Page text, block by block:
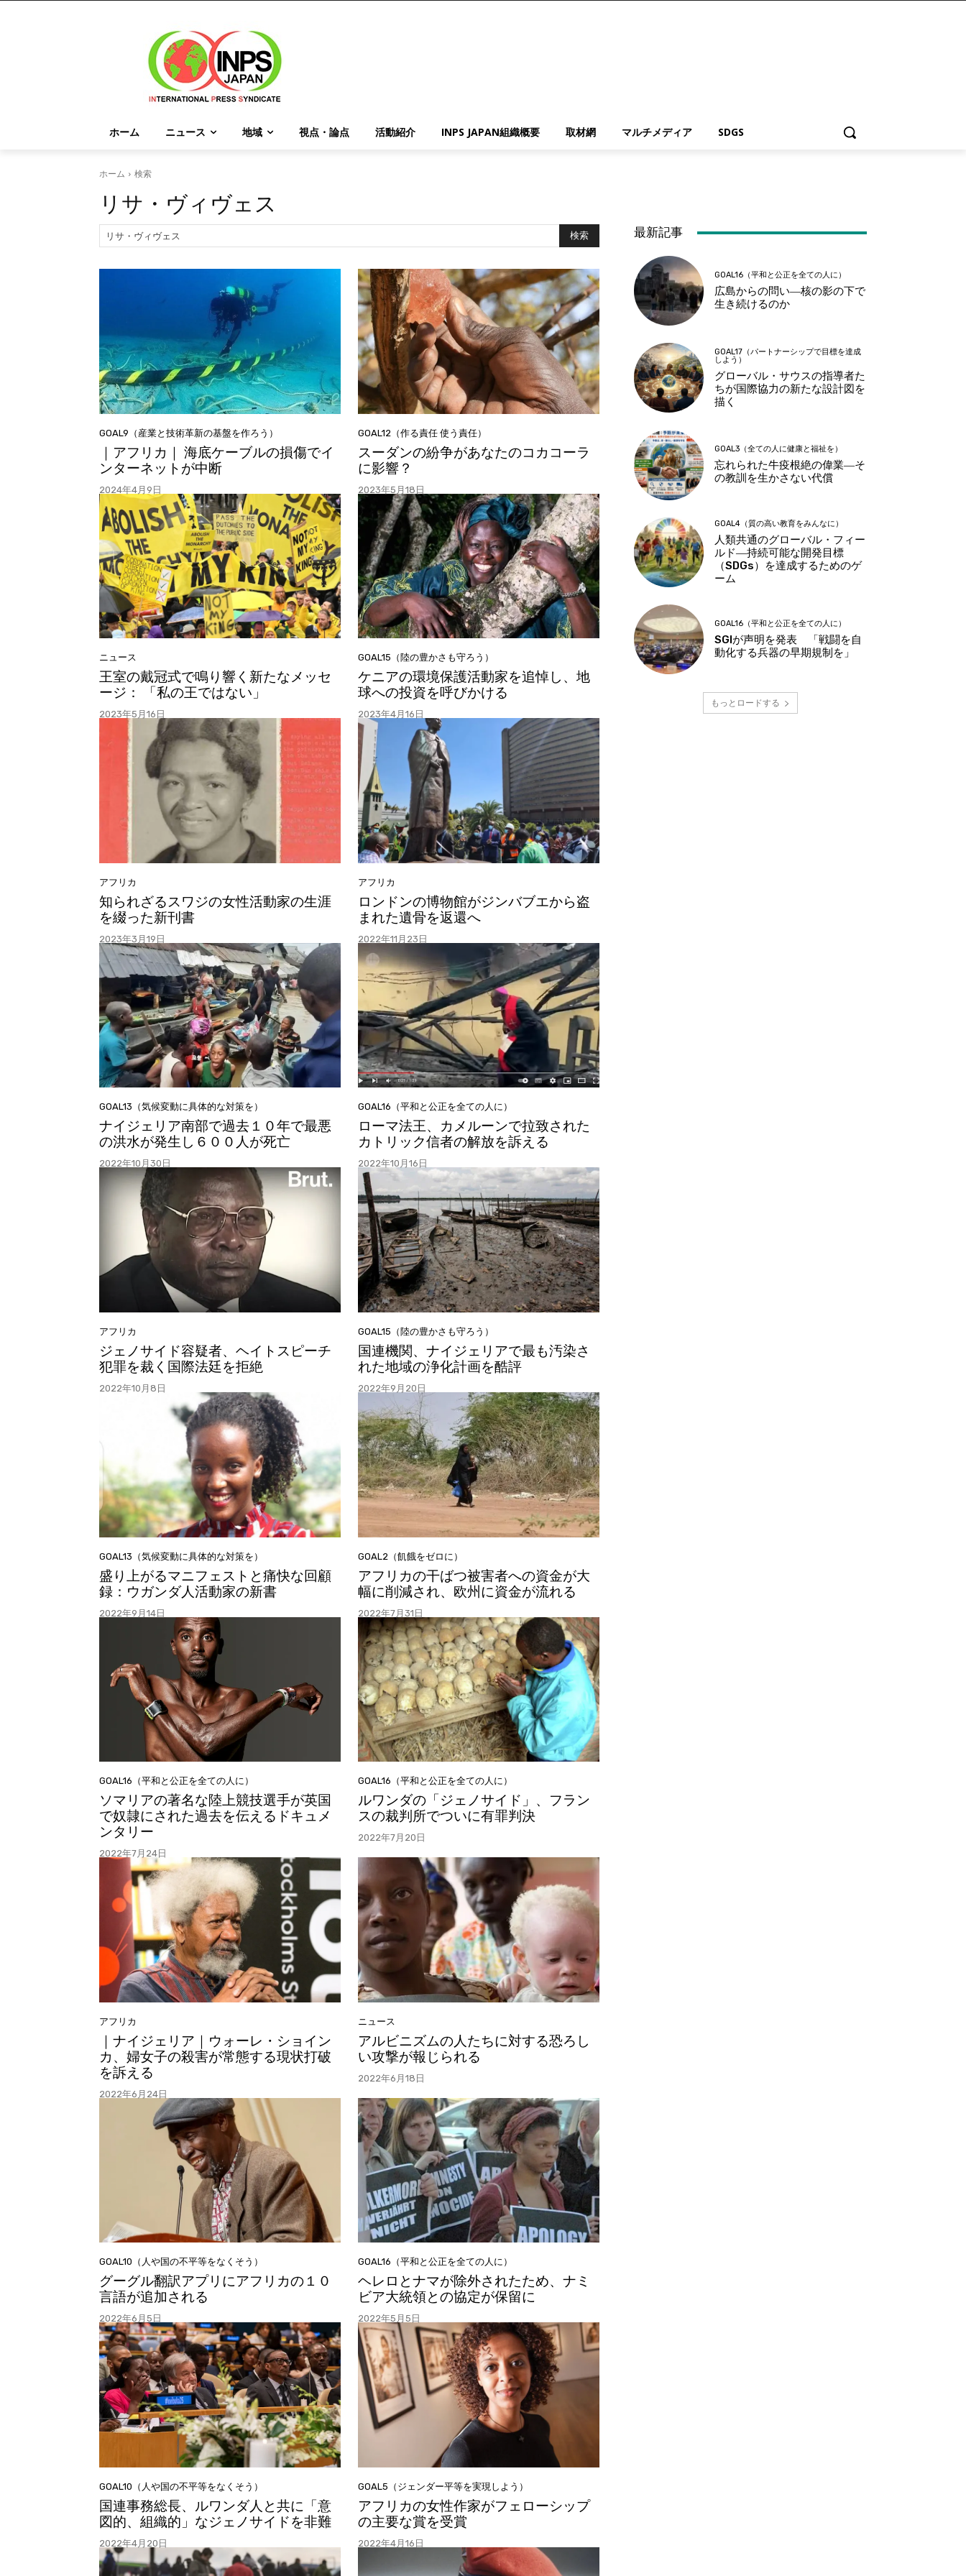
ホーム ニュース 地域 視点・論点 活動紹介 INPS JAPAN組織概要 取材網 マルチメディア SDGS
ホーム 検索
リサ・ヴィヴェス
検索
GOAL9（産業と技術革新の基盤を作ろう）
｜アフリカ｜ 海底ケーブルの損傷でイ
ンターネットが中断
2024年4月9日
GOAL12（作る責任 使う責任）
スーダンの紛争があなたのコカコーラ
に影響？
2023年5月18日
ニュース
王室の戴冠式で鳴り響く新たなメッセ
ージ： 「私の王ではない」
2023年5月16日
GOAL15（陸の豊かさも守ろう）
ケニアの環境保護活動家を追悼し、地
球への投資を呼びかける
2023年4月16日
アフリカ
知られざるスワジの女性活動家の生涯
を綴った新刊書
2023年3月19日
アフリカ
ロンドンの博物館がジンバブエから盗
まれた遺骨を返還へ
2022年11月23日
GOAL13（気候変動に具体的な対策を）
ナイジェリア南部で過去１０年で最悪
の洪水が発生し６００人が死亡
2022年10月30日
GOAL16（平和と公正を全ての人に）
ローマ法王、カメルーンで拉致された
カトリック信者の解放を訴える
2022年10月16日
アフリカ
ジェノサイド容疑者、ヘイトスピーチ
犯罪を裁く国際法廷を拒絶
2022年10月8日
GOAL15（陸の豊かさも守ろう）
国連機関、ナイジェリアで最も汚染さ
れた地域の浄化計画を酷評
2022年9月20日
GOAL13（気候変動に具体的な対策を）
盛り上がるマニフェストと痛快な回顧
録：ウガンダ人活動家の新書
2022年9月14日
GOAL2（飢餓をゼロに）
アフリカの干ばつ被害者への資金が大
幅に削減され、欧州に資金が流れる
2022年7月31日
GOAL16（平和と公正を全ての人に）
ソマリアの著名な陸上競技選手が英国
で奴隷にされた過去を伝えるドキュメ
ンタリー
2022年7月24日
GOAL16（平和と公正を全ての人に）
ルワンダの「ジェノサイド」、フラン
スの裁判所でついに有罪判決
2022年7月20日
アフリカ
｜ナイジェリア｜ウォーレ・ショイン
カ、婦女子の殺害が常態する現状打破
を訴える
2022年6月24日
ニュース
アルビニズムの人たちに対する恐ろし
い攻撃が報じられる
2022年6月18日
GOAL10（人や国の不平等をなくそう）
グーグル翻訳アプリにアフリカの１０
言語が追加される
2022年6月5日
GOAL16（平和と公正を全ての人に）
ヘレロとナマが除外されたため、ナミ
ビア大統領との協定が保留に
2022年5月5日
GOAL10（人や国の不平等をなくそう）
国連事務総長、ルワンダ人と共に「意
図的、組織的」なジェノサイドを非難
2022年4月20日
GOAL5（ジェンダー平等を実現しよう）
アフリカの女性作家がフェローシップ
の主要な賞を受賞
2022年4月16日
最新記事
GOAL16（平和と公正を全ての人に）
広島からの問い―核の影の下で
生き続けるのか
GOAL17（パートナーシップで目標を達成
しよう）
グローバル・サウスの指導者た
ちが国際協力の新たな設計図を
描く
GOAL3（全ての人に健康と福祉を）
忘れられた牛疫根絶の偉業―そ
の教訓を生かさない代償
GOAL4（質の高い教育をみんなに）
人類共通のグローバル・フィー
ルド―持続可能な開発目標
（SDGs）を達成するためのゲ
ーム
GOAL16（平和と公正を全ての人に）
SGIが声明を発表 「戦闘を自
動化する兵器の早期規制を」
もっとロードする